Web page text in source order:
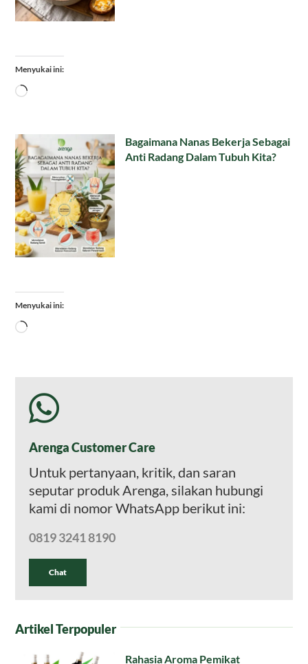
Menyukai ini:
Memuat...
Bagaimana Nanas Bekerja Sebagai
Anti Radang Dalam Tubuh Kita?
Menyukai ini:
Memuat...
Arenga Customer Care
Untuk pertanyaan, kritik, dan saran
seputar produk Arenga, silakan hubungi
kami di nomor WhatsApp berikut ini:
0819 3241 8190
Chat
Artikel Terpopuler
Rahasia Aroma Pemikat